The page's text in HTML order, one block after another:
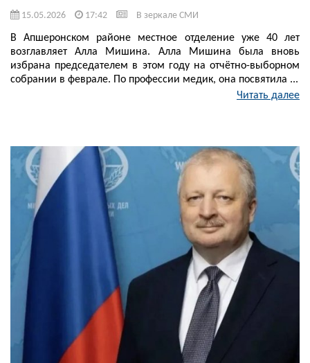
15.05.2026 17:42 В зеркале СМИ
В Апшеронском районе местное отделение уже 40 лет
возглавляет Алла Мишина. Алла Мишина была вновь
избрана председателем в этом году на отчётно-выборном
собрании в феврале. По профессии медик, она посвятила ...
Читать далее